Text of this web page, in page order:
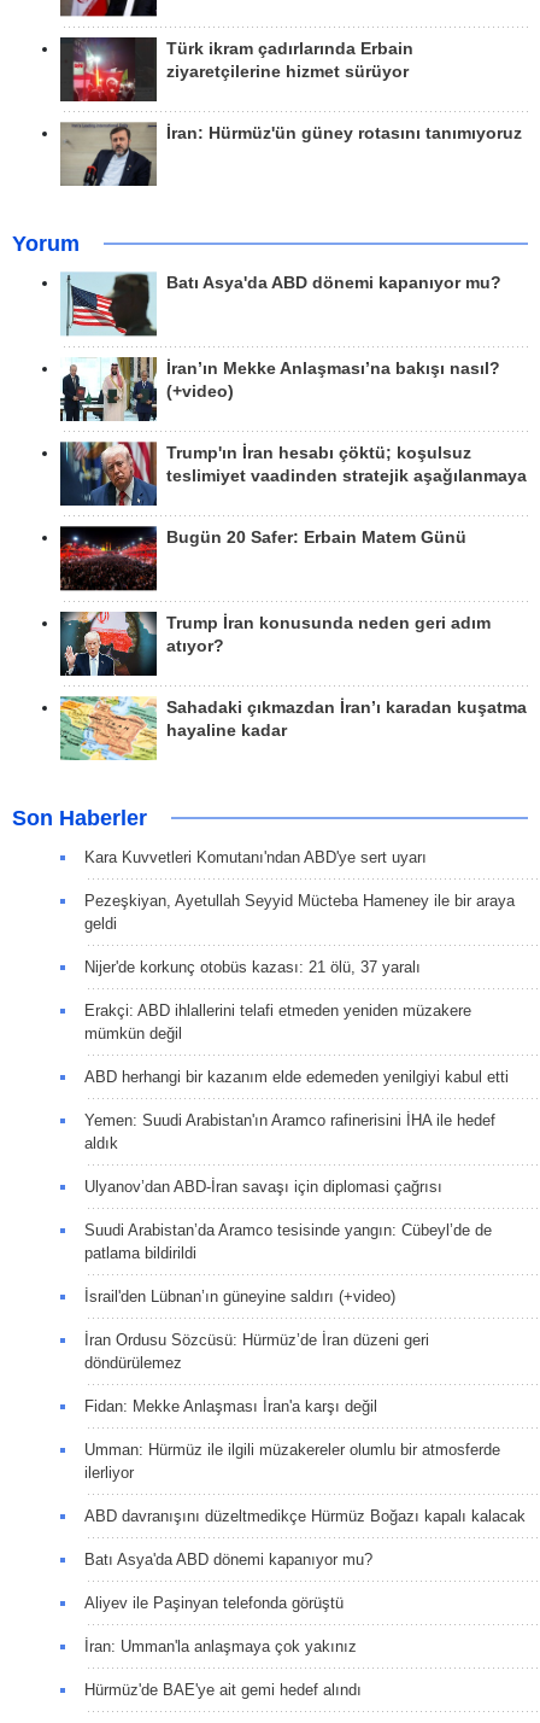
Türk ikram çadırlarında Erbain
ziyaretçilerine hizmet sürüyor
İran: Hürmüz'ün güney rotasını tanımıyoruz
Yorum
Batı Asya'da ABD dönemi kapanıyor mu?
İran’ın Mekke Anlaşması’na bakışı nasıl?
(+video)
Trump'ın İran hesabı çöktü; koşulsuz
teslimiyet vaadinden stratejik aşağılanmaya
Bugün 20 Safer: Erbain Matem Günü
Trump İran konusunda neden geri adım
atıyor?
Sahadaki çıkmazdan İran’ı karadan kuşatma
hayaline kadar
Son Haberler
Kara Kuvvetleri Komutanı'ndan ABD'ye sert uyarı
Pezeşkiyan, Ayetullah Seyyid Mücteba Hameney ile bir araya
geldi
Nijer'de korkunç otobüs kazası: 21 ölü, 37 yaralı
Erakçi: ABD ihlallerini telafi etmeden yeniden müzakere
mümkün değil
ABD herhangi bir kazanım elde edemeden yenilgiyi kabul etti
Yemen: Suudi Arabistan'ın Aramco rafinerisini İHA ile hedef
aldık
Ulyanov’dan ABD-İran savaşı için diplomasi çağrısı
Suudi Arabistan’da Aramco tesisinde yangın: Cübeyl’de de
patlama bildirildi
İsrail'den Lübnan’ın güneyine saldırı (+video)
İran Ordusu Sözcüsü: Hürmüz’de İran düzeni geri
döndürülemez
Fidan: Mekke Anlaşması İran'a karşı değil
Umman: Hürmüz ile ilgili müzakereler olumlu bir atmosferde
ilerliyor
ABD davranışını düzeltmedikçe Hürmüz Boğazı kapalı kalacak
Batı Asya'da ABD dönemi kapanıyor mu?
Aliyev ile Paşinyan telefonda görüştü
İran: Umman'la anlaşmaya çok yakınız
Hürmüz'de BAE'ye ait gemi hedef alındı